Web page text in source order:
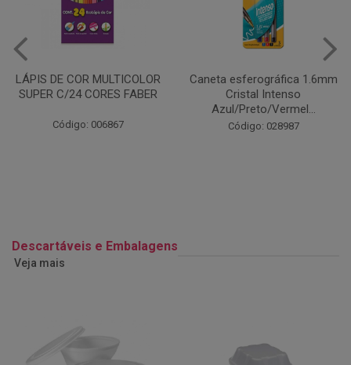
Caneta esferográfica 1.6mm
Cristal Intenso
Código: 028987
COLA EM BASTÃO 40G - LEO
& LEO
Código: 028164
Descartáveis e Embalagens
Veja mais